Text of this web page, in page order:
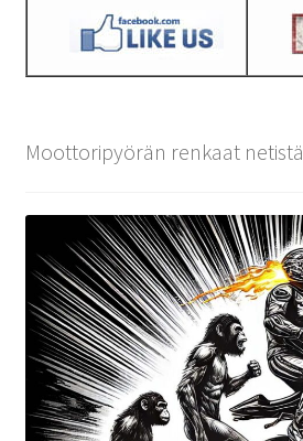
Moottoripyörän renkaat netistä